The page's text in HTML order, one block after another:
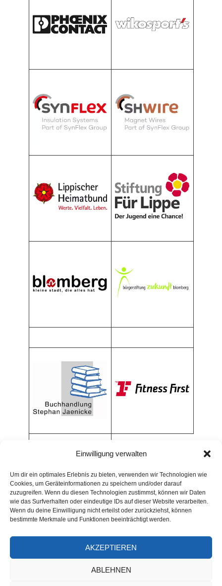
Einwilligung verwalten
Um dir ein optimales Erlebnis zu bieten, verwenden wir Technologien wie
Cookies, um Geräteinformationen zu speichern und/oder darauf
zuzugreifen. Wenn du diesen Technologien zustimmst, können wir Daten
wie das Surfverhalten oder eindeutige IDs auf dieser Website verarbeiten.
Wenn du deine Einwilligung nicht erteilst oder zurückziehst, können
bestimmte Merkmale und Funktionen beeinträchtigt werden.
AKZEPTIEREN
ABLEHNEN